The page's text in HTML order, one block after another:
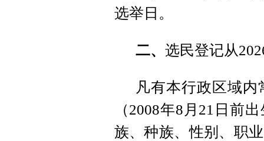
选举日。
二、 选民登记从
凡有本行政区域
（2008年8月21日前
族、种族、性别、职